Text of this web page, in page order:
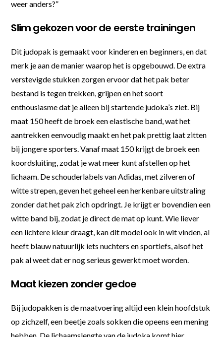
weer anders?”
Slim gekozen voor de eerste trainingen
Dit judopak is gemaakt voor kinderen en beginners, en dat
merk je aan de manier waarop het is opgebouwd. De extra
verstevigde stukken zorgen ervoor dat het pak beter
bestand is tegen trekken, grijpen en het soort
enthousiasme dat je alleen bij startende judoka’s ziet. Bij
maat 150 heeft de broek een elastische band, wat het
aantrekken eenvoudig maakt en het pak prettig laat zitten
bij jongere sporters. Vanaf maat 150 krijgt de broek een
koordsluiting, zodat je wat meer kunt afstellen op het
lichaam. De schouderlabels van Adidas, met zilveren of
witte strepen, geven het geheel een herkenbare uitstraling
zonder dat het pak zich opdringt. Je krijgt er bovendien een
witte band bij, zodat je direct de mat op kunt. Wie liever
een lichtere kleur draagt, kan dit model ook in wit vinden, al
heeft blauw natuurlijk iets nuchters en sportiefs, alsof het
pak al weet dat er nog serieus gewerkt moet worden.
Maat kiezen zonder gedoe
Bij judopakken is de maatvoering altijd een klein hoofdstuk
op zichzelf, een beetje zoals sokken die opeens een mening